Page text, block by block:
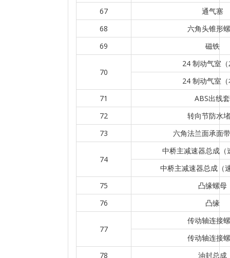
67
通气塞
68
六角头锥形
69
磁铁
70
24 制动气室
24 制动气室
71
ABS出线套
72
转向节防水
73
六角法兰面承面
74
中桥主减速器总成（
中桥主减速器总成（
75
凸缘螺母
76
凸缘
77
传动轴连接
传动轴连接
78
油封总成